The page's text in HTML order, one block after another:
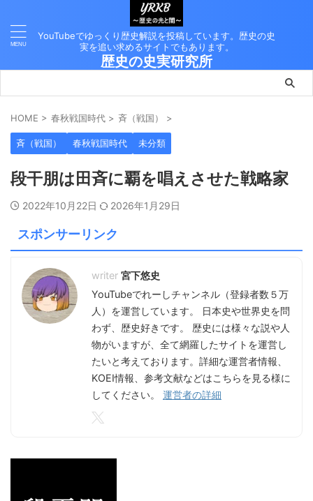
YouTubeでゆっくり歴史解説を投稿しています。歴史の史
実を追い求めるサイトでもあります。
歴史の史実研究所
HOME > 春秋戦国時代 > 斉（戦国） >
斉（戦国） 春秋戦国時代 未分類
段干朋は田斉に覇を唱えさせた戦略家
2022年10月22日 2026年1月29日
スポンサーリンク
宮下悠史
YouTubeでれーしチャンネル（登録者数５万
人）を運営しています。 日本史や世界史を問
わず、歴史好きです。 歴史には様々な説や人
物がいますが、全て網羅したサイトを運営し
たいと考えております。詳細な運営者情報、
KOEI情報、参考文献などはこちらを見る様に
してください。 運営者の詳細